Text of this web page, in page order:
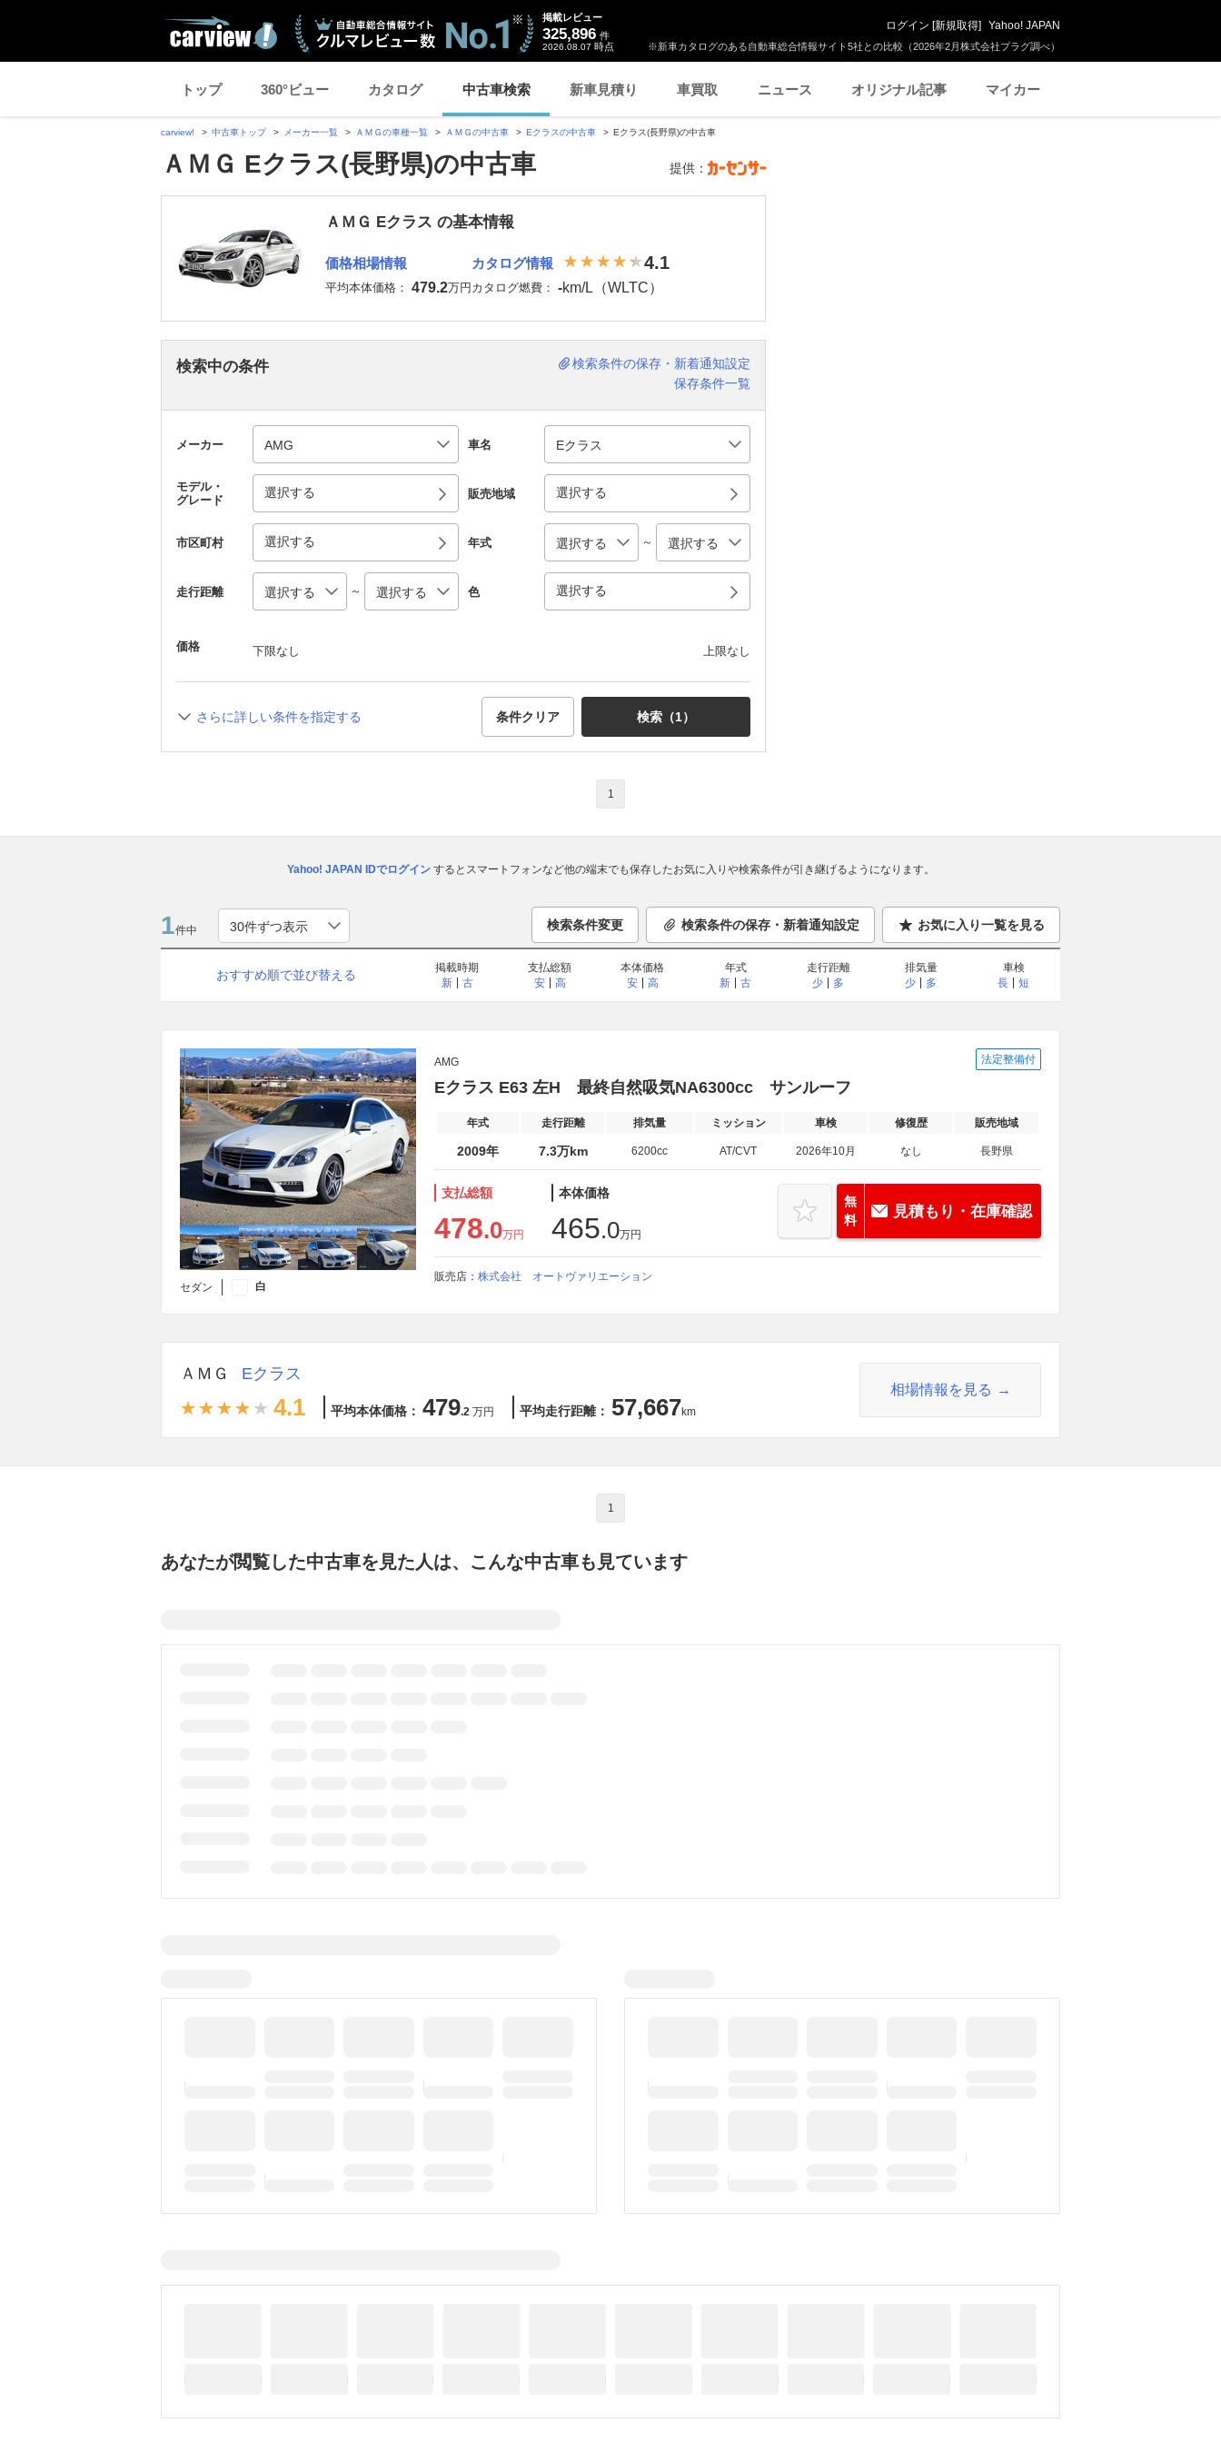
※新車カタログのある自動車総合情報サイト5社との比較（2026年2月株式会社プラグ調べ）
掲載レビュー
325,896 件
2026.08.07 時点
ログイン [新規取得] Yahoo! JAPAN
トップ 360°ビュー カタログ 中古車検索 新車見積り 車買取 ニュース オリジナル記事 マイカー
carview! 中古車トップ メーカー一覧 ＡＭＧの車種一覧 ＡＭＧの中古車 Eクラスの中古車 Eクラス(長野県)の中古車
ＡＭＧ Eクラス(長野県)の中古車 提供：
ＡＭＧ Eクラス の基本情報
価格相場情報
平均本体価格： 479.2万円
カタログ情報 4.1
カタログ燃費： -km/L（WLTC）
検索中の条件
検索条件の保存・新着通知設定
保存条件一覧
メーカー 車名
モデル・
グレード
選択する 販売地域 選択する
市区町村 選択する 年式 ～
走行距離 ～ 色 選択する
価格 下限なし 上限なし
さらに詳しい条件を指定する 条件クリア 検索（1）
1
Yahoo! JAPAN IDでログインするとスマートフォンなど他の端末でも保存したお気に入りや検索条件が引き継げるようになります。
1件中 検索条件変更 検索条件の保存・新着通知設定 お気に入り一覧を見る
おすすめ順で並び替える
掲載時期
新
古
支払総額
安
高
本体価格
安
高
年式
新
古
走行距離
少
多
排気量
少
多
車検
長
短
セダン 白
AMG 法定整備付
Eクラス E63 左H 最終自然吸気NA6300cc サンルーフ
年式 走行距離 排気量 ミッション 車検 修復歴 販売地域
2009年 7.3万km 6200cc AT/CVT 2026年10月 なし 長野県
支払総額
478.0万円
本体価格
465.0万円
無
料
見積もり・在庫確認
販売店： 株式会社 オートヴァリエーション
ＡＭＧ Eクラス
4.1 平均本体価格： 479.2 万円 平均走行距離： 57,667km
相場情報を見る
1
あなたが閲覧した中古車を見た人は、こんな中古車も見ています